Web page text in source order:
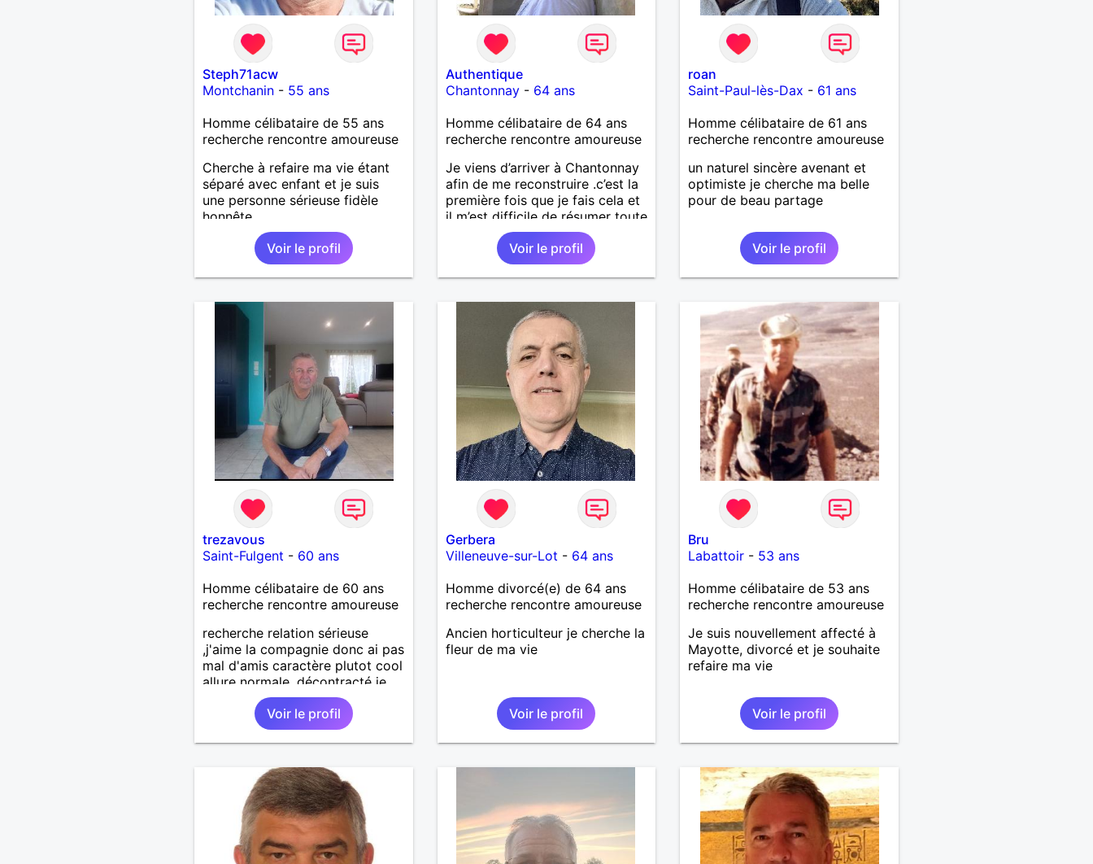
Steph71acw
Montchanin- 55 ans
Homme célibataire de 55 ans
recherche rencontre amoureuse
Cherche à refaire ma vie étant
séparé avec enfant et je suis
une personne sérieuse fidèle
honnête
Voir le profil
Authentique
Chantonnay- 64 ans
Homme célibataire de 64 ans
recherche rencontre amoureuse
Je viens d’arriver à Chantonnay
afin de me reconstruire .c’est la
première fois que je fais cela et
il m’est difficile de résumer toute
une vie.je suis à la retraite et
aujourd’hui c’est mon
anniversaire !J’aimerais
rencontrer quelqu’un qui partage
quelqu’un un être humain
Voir le profil
roan
Saint-Paul-lès-Dax - 61 ans
Homme célibataire de 61 ans
recherche rencontre amoureuse
un naturel sincère avenant et
optimiste je cherche ma belle
pour de beau partage
Voir le profil
trezavous
Saint-Fulgent - 60 ans
Homme célibataire de 60 ans
recherche rencontre amoureuse
recherche relation sérieuse
,j'aime la compagnie donc ai pas
mal d'amis caractère plutot cool
allure normale ,décontracté je
voudrais rencontrer une
personne aimant la nature
,bricolage ,quelqu'un de simple
et naturel à vos claviers
Voir le profil
Gerbera
Villeneuve-sur-Lot - 64 ans
Homme divorcé(e) de 64 ans
recherche rencontre amoureuse
Ancien horticulteur je cherche la
fleur de ma vie
Voir le profil
Bru
Labattoir - 53 ans
Homme célibataire de 53 ans
recherche rencontre amoureuse
Je suis nouvellement affecté à
Mayotte, divorcé et je souhaite
refaire ma vie
Voir le profil